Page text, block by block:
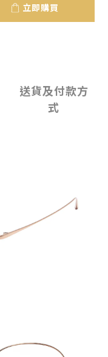
立即購買
送貨及付款方
式